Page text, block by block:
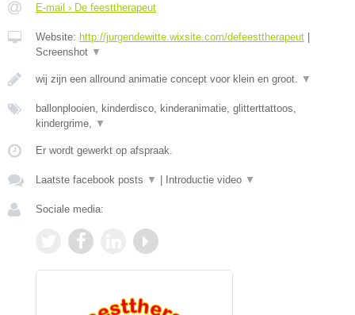
E-mail › De feesttherapeut
Website: http://jurgendewitte.wixsite.com/defeesttherapeut |
Screenshot ▼
wij zijn een allround animatie concept voor klein en groot. ▼
ballonplooien, kinderdisco, kinderanimatie, glitterttattoos,
kindergrime,
▼
Er wordt gewerkt op afspraak.
Laatste facebook posts ▼ | Introductie video ▼
Sociale media: